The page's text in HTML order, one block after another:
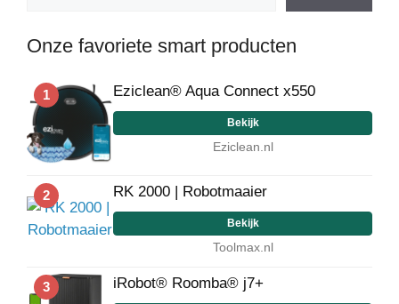
Onze favoriete smart producten
1 Eziclean® Aqua Connect x550
Bekijk
Eziclean.nl
2 RK 2000 | Robotmaaier
Bekijk
Toolmax.nl
3 iRobot® Roomba® j7+